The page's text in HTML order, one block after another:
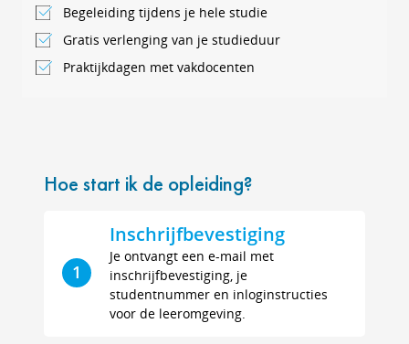
Begeleiding tijdens je hele studie
Gratis verlenging van je studieduur
Praktijkdagen met vakdocenten
Hoe start ik de opleiding?
1
Inschrijfbevestiging
Je ontvangt een e-mail met
inschrijfbevestiging, je
studentnummer en inloginstructies
voor de leeromgeving.